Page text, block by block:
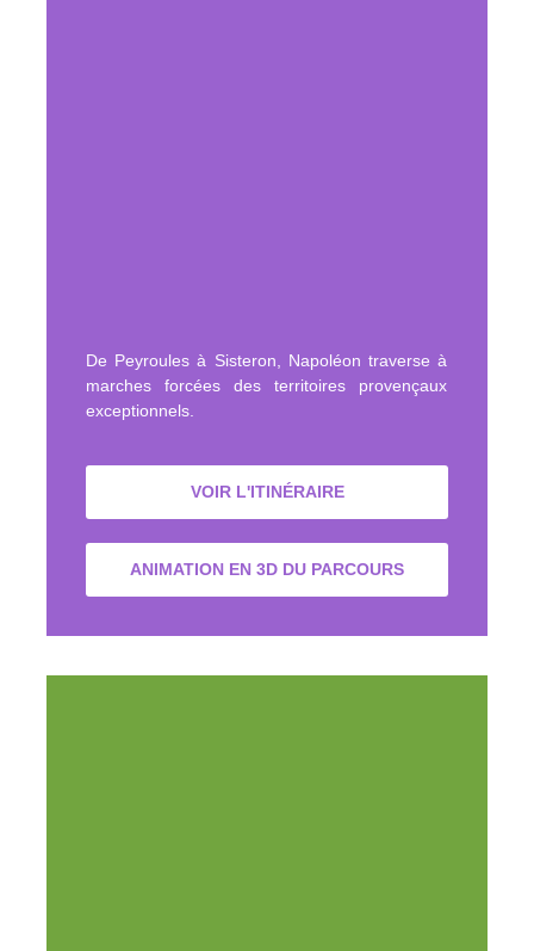
De Peyroules à Sisteron, Napoléon traverse à
marches forcées des territoires provençaux
exceptionnels.
VOIR L'ITINÉRAIRE
ANIMATION EN 3D DU PARCOURS